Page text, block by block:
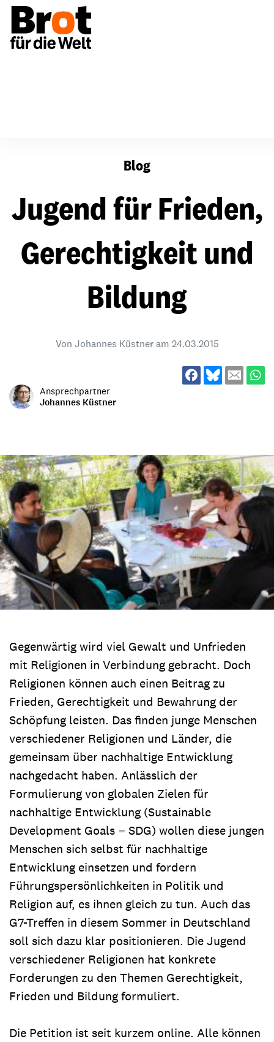
Blog
Jugend für Frieden,
Gerechtigkeit und
Bildung
Von Johannes Küstner am 24.03.2015
Ansprechpartner
Johannes Küstner
Gegenwärtig wird viel Gewalt und Unfrieden
mit Religionen in Verbindung gebracht. Doch
Religionen können auch einen Beitrag zu
Frieden, Gerechtigkeit und Bewahrung der
Schöpfung leisten. Das finden junge Menschen
verschiedener Religionen und Länder, die
gemeinsam über nachhaltige Entwicklung
nachgedacht haben. Anlässlich der
Formulierung von globalen Zielen für
nachhaltige Entwicklung (Sustainable
Development Goals = SDG) wollen diese jungen
Menschen sich selbst für nachhaltige
Entwicklung einsetzen und fordern
Führungspersönlichkeiten in Politik und
Religion auf, es ihnen gleich zu tun. Auch das
G7-Treffen in diesem Sommer in Deutschland
soll sich dazu klar positionieren. Die Jugend
verschiedener Religionen hat konkrete
Forderungen zu den Themen Gerechtigkeit,
Frieden und Bildung formuliert.
Die Petition ist seit kurzem online. Alle können